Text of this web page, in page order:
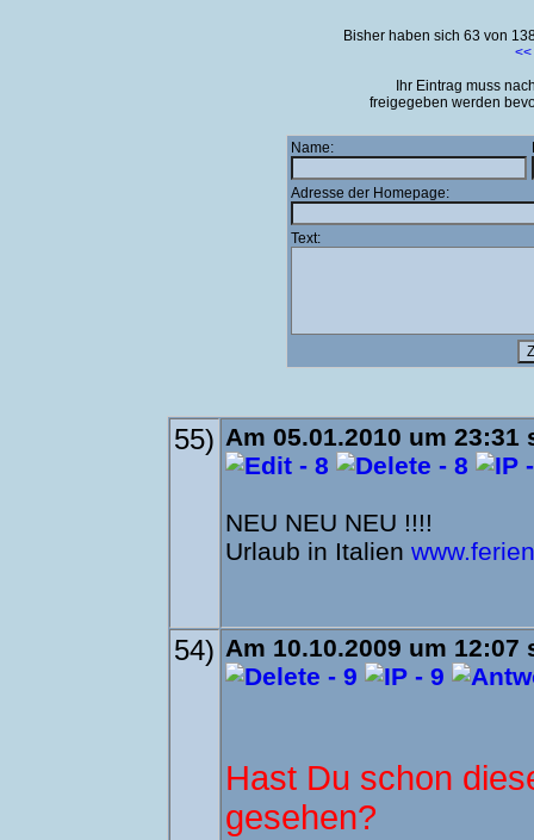
Bisher haben sich 63 von
<<
Ihr Eintrag muss
freigegeben werden
Name:
Adresse der Homepage:
Text:
55) Am 05.01.2010 um
NEU NEU NEU !!!!
Urlaub in Italien
54) Am 10.10.2009 um
Hast Du schon
gesehen?